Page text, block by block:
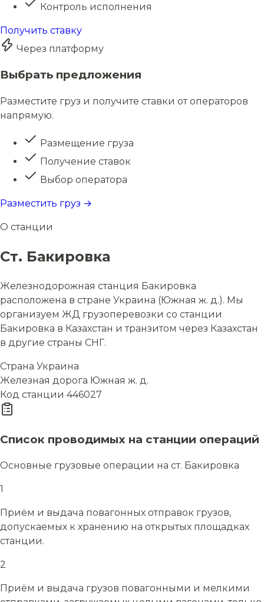
Контроль исполнения
Получить ставку
Через платформу
Выбрать предложения
Разместите груз и получите ставки от операторов
напрямую.
Размещение груза
Получение ставок
Выбор оператора
Разместить груз →
О станции
Ст. Бакировка
Железнодорожная станция Бакировка
расположена в стране Украина (Южная ж. д.). Мы
организуем ЖД грузоперевозки со станции
Бакировка в Казахстан и транзитом через Казахстан
в другие страны СНГ.
Страна Украина
Железная дорога Южная ж. д.
Код станции 446027
Список проводимых на станции операций
Основные грузовые операции на ст. Бакировка
1
Приём и выдача повагонных отправок грузов,
допускаемых к хранению на открытых площадках
станции.
2
Приём и выдача грузов повагонными и мелкими